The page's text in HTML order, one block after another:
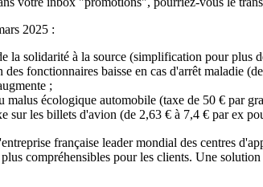
2025 :
la solidarité à la source (simplification pour plus
des fonctionnaires baisse en cas d'arrêt maladie
;
malus écologique automobile (taxe de 50 € par
sur les billets d'avion (de 2,63 € à 7,4 € par ex
française leader mondial des centres
compréhensibles pour les clients. Une